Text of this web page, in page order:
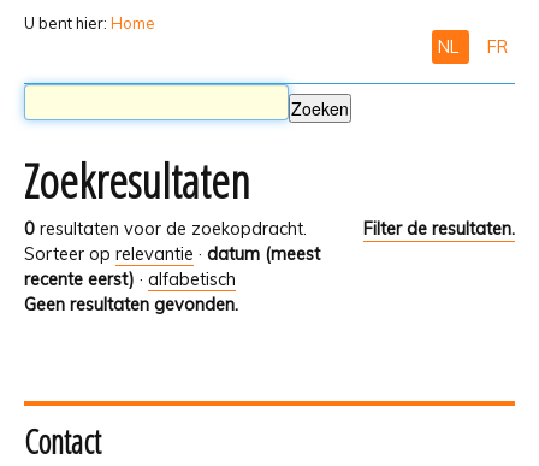
U bent hier: Home
NL FR
Zoekresultaten
0 resultaten voor de zoekopdracht.
Filter de resultaten.
Sorteer op relevantie · datum (meest
recente eerst) · alfabetisch
Geen resultaten gevonden.
Contact